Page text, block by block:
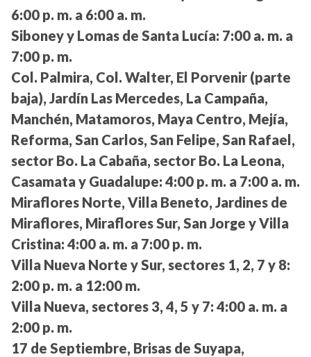
6:00 p. m. a 6:00 a. m.
Siboney y Lomas de Santa Lucía: 7:00 a. m. a
7:00 p. m.
Col. Palmira, Col. Walter, El Porvenir (parte
baja), Jardín Las Mercedes, La Campaña,
Manchén, Matamoros, Maya Centro, Mejía,
Reforma, San Carlos, San Felipe, San Rafael,
sector Bo. La Cabaña, sector Bo. La Leona,
Casamata y Guadalupe: 4:00 p. m. a 7:00 a. m.
Miraflores Norte, Villa Beneto, Jardines de
Miraflores, Miraflores Sur, San Jorge y Villa
Cristina: 4:00 a. m. a 7:00 p. m.
Villa Nueva Norte y Sur, sectores 1, 2, 7 y 8:
2:00 p. m. a 12:00 m.
Villa Nueva, sectores 3, 4, 5 y 7: 4:00 a. m. a
2:00 p. m.
17 de Septiembre, Brisas de Suyapa,